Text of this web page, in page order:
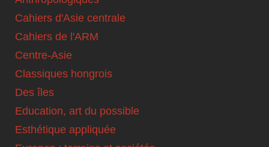
Cahiers d'Asie centrale
Cahiers de l'ARM
Centre-Asie
Classiques hongrois
Des îles
Education, art du possible
Esthétique appliquée